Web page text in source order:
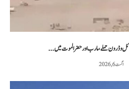
و ڈرون حملے، مارب اور حضرالموت میں...
اگست 6, 2026